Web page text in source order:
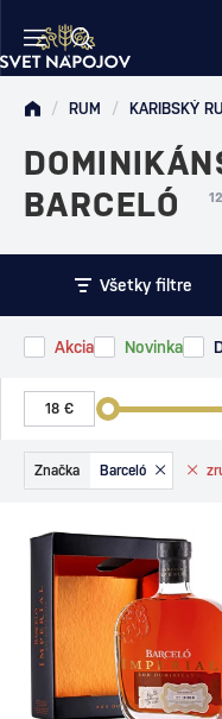
/ RUM / KARIBSKÝ
BARCELÓ
Všetky filtre
Akcia Novinka
Značka Barceló